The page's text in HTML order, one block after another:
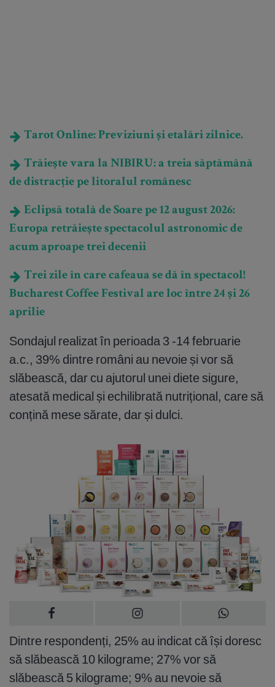
Tarot Online: Previziuni și etalări zilnice.
Trăiește vara la NIBIRU: a treia săptămână
de distracție pe litoralul românesc
Eclipsă totală de Soare pe 12 august 2026:
Europa retrăiește spectacolul astronomic de
acum aproape trei decenii
Trei zile în care cafeaua se dă în spectacol!
Bucharest Coffee Festival are loc între 24 și 26
aprilie
Sondajul realizat în perioada 3 -14 februarie
a.c., 39% dintre români au nevoie și vor să
slăbească, dar cu ajutorul unei diete sigure,
atesată medical și echilibrată nutrițional, care să
conțină mese sărate, dar și dulci.
Dintre respondenți, 25% au indicat că își doresc
să slăbească 10 kilograme; 27% vor să
slăbească 5 kilograme; 9% au nevoie să